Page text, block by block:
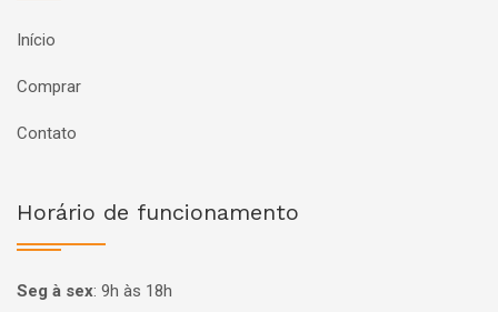
Início
Comprar
Contato
Horário de funcionamento
Seg à sex: 9h às 18h